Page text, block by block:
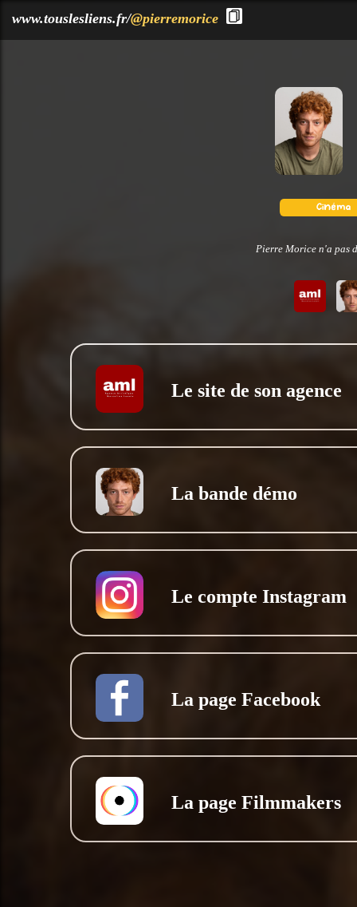
www.touslesliens.fr/@pierremorice
Pierre Morice n'a pas
Le site de son agence
La bande démo
Le compte Instagram
La page Facebook
La page Filmmakers